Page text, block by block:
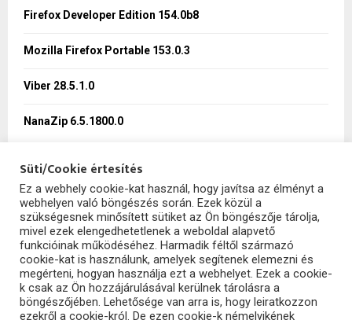
:
Firefox Developer Edition 154.0b8
Mozilla Firefox Portable 153.0.3
Viber 28.5.1.0
NanaZip 6.5.1800.0
SzoftHub
Süti/Cookie értesítés
Ez a webhely cookie-kat használ, hogy javítsa az élményt a
webhelyen való böngészés során. Ezek közül a
szükségesnek minősített sütiket az Ön böngészője tárolja,
mivel ezek elengedhetetlenek a weboldal alapvető
funkcióinak működéséhez. Harmadik féltől származó
cookie-kat is használunk, amelyek segítenek elemezni és
megérteni, hogyan használja ezt a webhelyet. Ezek a cookie-
k csak az Ön hozzájárulásával kerülnek tárolásra a
böngészőjében. Lehetősége van arra is, hogy leiratkozzon
ezekről a cookie-król. De ezen cookie-k némelyikének